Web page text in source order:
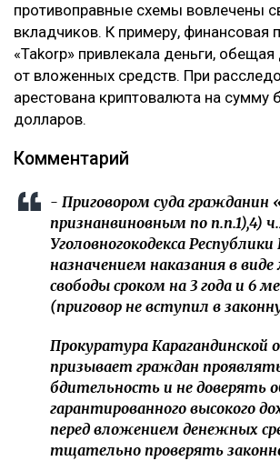
противоправные схемы вовлечены
вкладчиков. К примеру, финансовая
«Таkоrр» привлекала деньги,
от вложенных средств. При
арестована криптовалюта на сумму
долларов.
Комментарий
- Приговором суда гражданин
признанвиновным по п.п.1),4)
Уголовногокодекса
назначением наказания в
свободы сроком на 3 года и 6
(приговор не вступил в
Прокуратура Карагандинской
призывает граждан
бдительность и не доверять
гарантированного высокого
перед вложением денежных
тщательно проверять